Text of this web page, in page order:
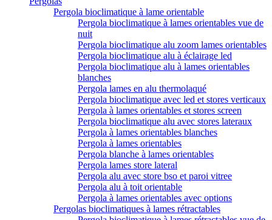
Pergola bioclimatique à lame orientable
Pergola bioclimatique à lames orientables vue de
nuit
Pergola bioclimatique alu zoom lames orientables
Pergola bioclimatique alu à éclairage led
Pergola bioclimatique alu à lames orientables
blanches
Pergola lames en alu thermolaqué
Pergola bioclimatique avec led et stores verticaux
Pergola à lames orientables et stores screen
Pergola bioclimatique alu avec stores lateraux
Pergola à lames orientables blanches
Pergola à lames orientables
Pergola blanche à lames orientables
Pergola lames store lateral
Pergola alu avec store bso et paroi vitree
Pergola alu à toit orientable
Pergola à lames orientables avec options
Pergolas bioclimatiques à lames rétractables